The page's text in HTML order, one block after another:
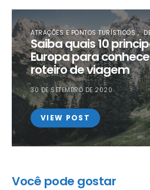
ATRAÇÕES E PONTOS TURÍSTICOS
Saiba quais 10
Europa para
roteiro de viagem
30 DE SETEMBRO DE 2020
VIEW POST
Você pode gostar